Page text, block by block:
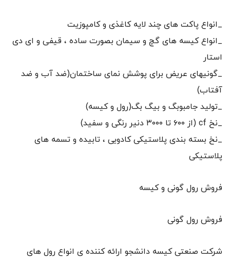
_انواع پاکت های چند لایه کاغذی و کامپوزیت
_انواع کیسه های گچ و سیمان بصورت ساده ، قیفی و ای دی
استار
_گونیهای عریض برای پوشش نمای ساختمان(ضد آب و ضد
آفتاب)
_تولید جامبوبگ و بیگ بگ(رول و کیسه)
_نخ cf (از ۶۰۰ تا ۳۰۰۰ دنیر رنگی و سفید)
_نخ بسته بندی پلاستیکی کادویی ، تابیده و تسمه های
پلاستیکی
فروش رول گونی و کیسه
فروش رول گونی
شرکت صنعتی کیسه دانشجو ارائه کننده ی انواع رول های